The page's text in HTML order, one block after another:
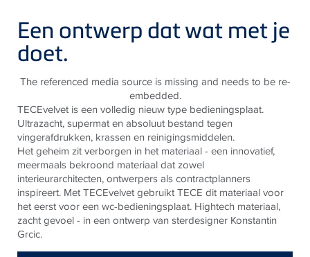
Een ontwerp dat wat met je
doet.
The referenced media source is missing and needs to be re-
embedded.
TECEvelvet is een volledig nieuw type bedieningsplaat.
Ultrazacht, supermat en absoluut bestand tegen
vingerafdrukken, krassen en reinigingsmiddelen.
Het geheim zit verborgen in het materiaal - een innovatief,
meermaals bekroond materiaal dat zowel
interieurarchitecten, ontwerpers als contractplanners
inspireert. Met TECEvelvet gebruikt TECE dit materiaal voor
het eerst voor een wc-bedieningsplaat. Hightech materiaal,
zacht gevoel - in een ontwerp van sterdesigner Konstantin
Grcic.